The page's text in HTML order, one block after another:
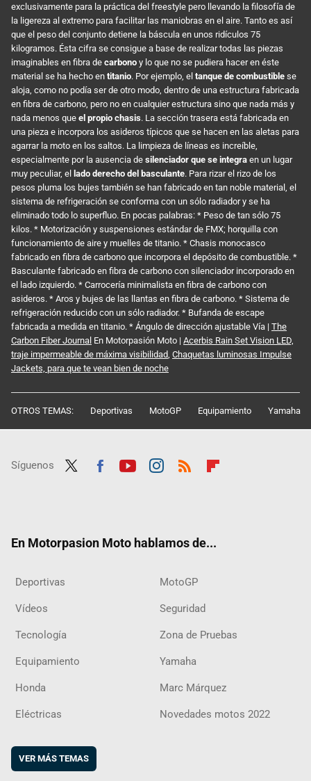
exclusivamente para la práctica del freestyle pero llevando la filosofía de
la ligereza al extremo para facilitar las maniobras en el aire. Tanto es así
que el peso del conjunto detiene la báscula en unos ridículos 75
kilogramos. Ésta cifra se consigue a base de realizar todas las piezas
imaginables en fibra de carbono y lo que no se pudiera hacer en éste
material se ha hecho en titanio. Por ejemplo, el tanque de combustible se
aloja, como no podía ser de otro modo, dentro de una estructura fabricada
en fibra de carbono, pero no en cualquier estructura sino que nada más y
nada menos que el propio chasis. La sección trasera está fabricada en
una pieza e incorpora los asideros típicos que se hacen en las aletas para
agarrar la moto en los saltos. La limpieza de líneas es increíble,
especialmente por la ausencia de silenciador que se integra en un lugar
muy peculiar, el lado derecho del basculante. Para rizar el rizo de los
pesos pluma los bujes también se han fabricado en tan noble material, el
sistema de refrigeración se conforma con un sólo radiador y se ha
eliminado todo lo superfluo. En pocas palabras: * Peso de tan sólo 75
kilos. * Motorización y suspensiones estándar de FMX; horquilla con
funcionamiento de aire y muelles de titanio. * Chasis monocasco
fabricado en fibra de carbono que incorpora el depósito de combustible. *
Basculante fabricado en fibra de carbono con silenciador incorporado en
el lado izquierdo. * Carrocería minimalista en fibra de carbono con
asideros. * Aros y bujes de las llantas en fibra de carbono. * Sistema de
refrigeración reducido con un sólo radiador. * Bufanda de escape
fabricada a medida en titanio. * Ángulo de dirección ajustable Vía | The
Carbon Fiber Journal En Motorpasión Moto | Acerbis Rain Set Vision LED,
traje impermeable de máxima visibilidad Chaquetas luminosas Impulse
Jackets, para que te vean bien de noche
OTROS TEMAS: Deportivas MotoGP Equipamiento Yamaha
Síguenos
En Motorpasion Moto hablamos de...
Deportivas MotoGP
Vídeos Seguridad
Tecnología Zona de Pruebas
Equipamiento Yamaha
Honda Marc Márquez
Eléctricas Novedades motos 2022
VER MÁS TEMAS